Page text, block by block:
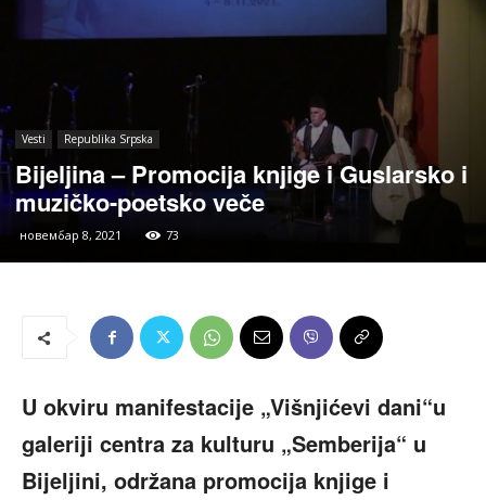
Vesti Republika Srpska
Bijeljina – Promocija knjige i Guslarsko i
muzičko-poetsko veče
новембар 8, 2021 73
U okviru manifestacije „Višnjićevi dani“u
galeriji centra za kulturu „Semberija“ u
Bijeljini, održana promocija knjige i